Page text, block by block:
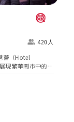
420人
薈（Hotel
現繁華鬧巿中的活
專業團隊由策劃統
讓您留下獨特的
配置了全套先進
感的水晶玻璃